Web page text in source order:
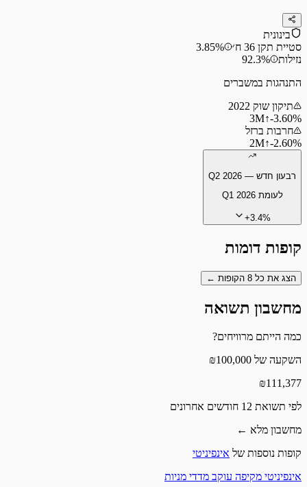
בינונית
סטיית תקן 36 ח׳
3.85%
נזילות
92.3%
התנהגות במשברים
תיקון שוק 2022
‎-3.60%
↑
3M
חרבות ברזל
‎-2.60%
↑
2M
רבעון חדש — Q2 2026
לעומתQ1 2026
+3.4%
קופות דומות
הצג את כל 8 הקופות ←
מחשבון תשואה
כמה הייתם מרוויחים?
השקעה של ₪100,000
₪111,377
לפי תשואת 12 חודשים אחרונים
מחשבון מלא ←
קופות נוספות של אינפיניטי
אינפיניטי מקיפה עוקב מדדי מניות